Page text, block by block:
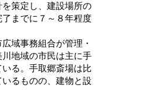
策定し、建設場所の
までに７～８年程度
域事務組合が管理・
地域の市民は主に手
る。手取郷斎場は比
るものの、建物と設